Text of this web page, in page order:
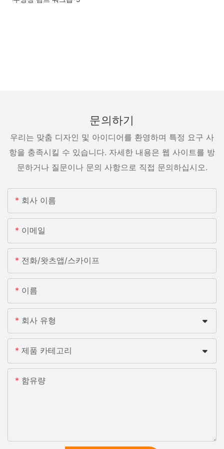
문의하기
우리는 맞춤 디자인 및 아이디어를 환영하며 특정 요구 사
항을 충족시킬 수 있습니다. 자세한 내용은 웹 사이트를 방
문하거나 질문이나 문의 사항으로 직접 문의하십시오.
회사 이름
이메일
전화/왓츠앱/스카이프
이름
회사 유형
제품 카테고리
함유량